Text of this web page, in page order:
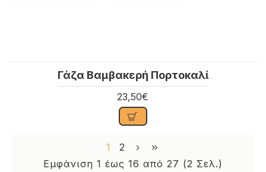
Γάζα Βαμβακερή Πορτοκαλί
23,50€
1
2
Εμφάνιση 1 έως 16 από 27 (2 Σελ.)